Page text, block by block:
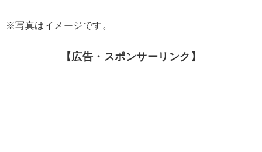
※写真はイメージです。
【広告・スポンサーリンク】